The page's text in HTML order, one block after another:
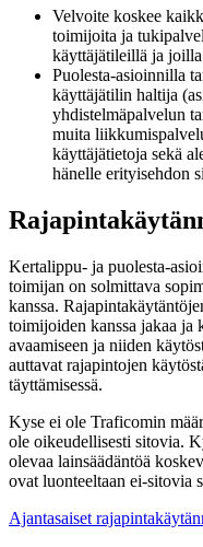
Velvoite koskee
toimijoita ja
käyttäjätileillä ja
Puolesta-asioinnilla
käyttäjätilin haltija
yhdistelmäpalvelun
muita
käyttäjätietoja sekä
hänelle erityisehdon
Kertalippu- ja puolesta-
toimijan on solmittava
kanssa.
toimijoiden kanssa jakaa ja
avaamiseen ja niiden
auttavat rajapintojen
täyttämisessä.
Kyse ei ole Traficomin
ole oikeudellisesti sitovia.
olevaa lainsäädäntöä
ovat luonteeltaan ei-sitovia
Ajantasaiset